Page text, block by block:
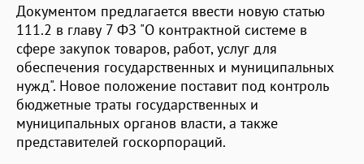
Документом предлагается ввести новую статью
111.2 в главу 7 ФЗ "О контрактной системе в
сфере закупок товаров, работ, услуг для
обеспечения государственных и муниципальных
нужд". Новое положение поставит под контроль
бюджетные траты государственных и
муниципальных органов власти, а также
представителей госкорпораций.